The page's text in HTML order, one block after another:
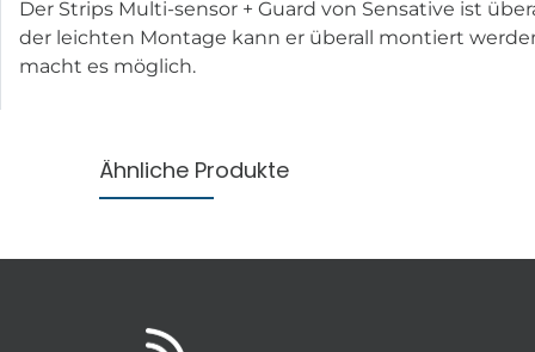
Der Strips Multi-sensor + Guard von Sensative ist
der leichten Montage kann er überall montiert
macht es möglich.
Ähnliche Produkte